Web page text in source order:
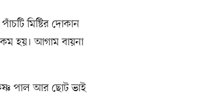
মিষ্টির দোকান
হয়। আগাম বায়না
পাল আর ছোট ভাই